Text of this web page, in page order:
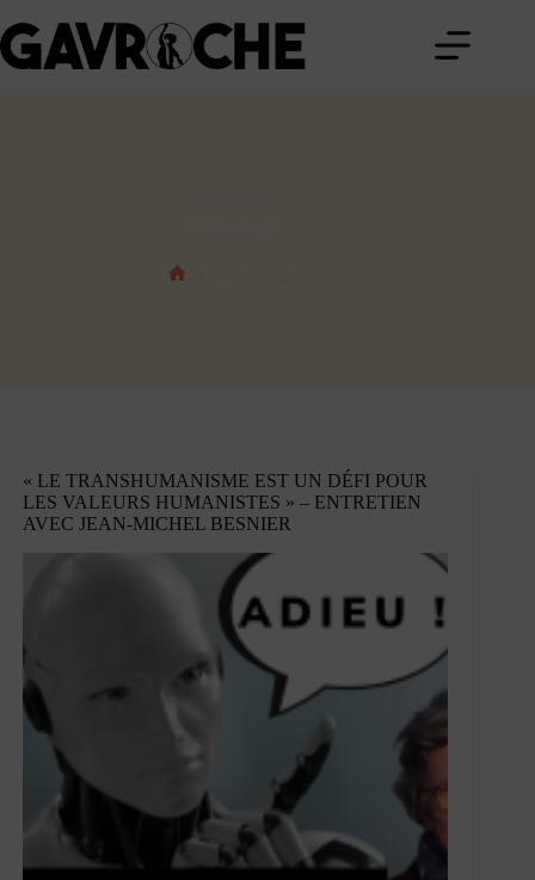
au
contenu
« LE TRANSHUMANISME EST UN DÉFI POUR
LES VALEURS HUMANISTES » – ENTRETIEN
AVEC JEAN-MICHEL BESNIER